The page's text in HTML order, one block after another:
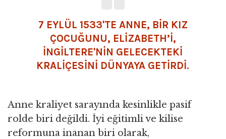
7 EYLÜL 1533'TE ANNE, BİR KIZ
ÇOCUĞUNU, ELİZABETH’İ,
İNGİLTERE'NİN GELECEKTEKİ
KRALİÇESİNİ DÜNYAYA GETİRDİ.
Anne kraliyet sarayında kesinlikle pasif
rolde biri değildi. İyi eğitimli ve kilise
reformuna inanan biri olarak,